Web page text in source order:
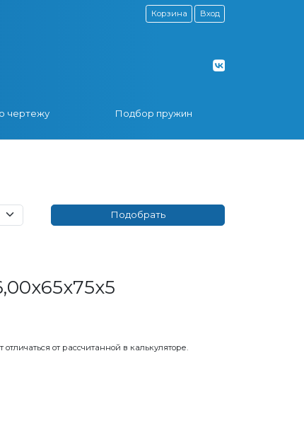
Корзина Вход
чертежу Подбор пружин
от рассчитанной в калькуляторе.